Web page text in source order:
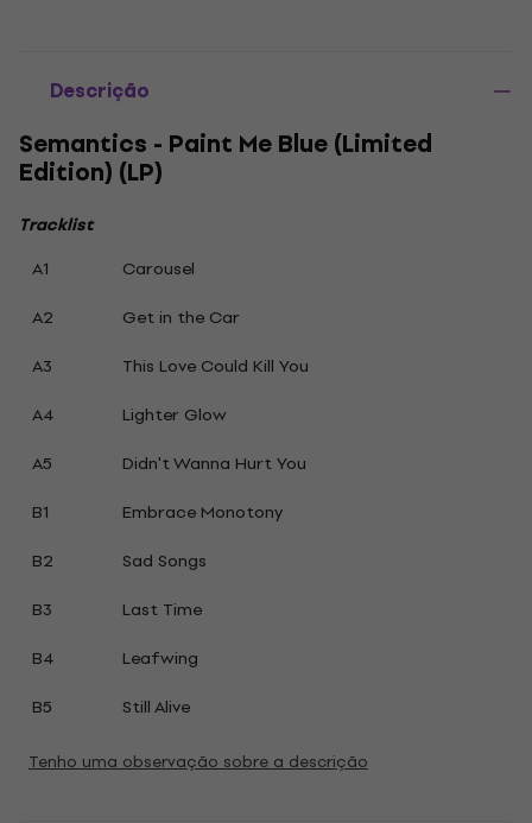
Descrição
Semantics - Paint Me Blue (Limited
Edition) (LP)
Tracklist
A1
Carousel
A2
Get in the Car
A3
This Love Could Kill You
A4
Lighter Glow
A5
Didn't Wanna Hurt You
B1
Embrace Monotony
B2
Sad Songs
B3
Last Time
B4
Leafwing
B5
Still Alive
Tenho uma observação sobre a descrição